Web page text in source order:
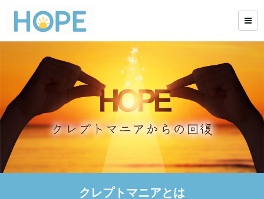
クレプトマニアとは